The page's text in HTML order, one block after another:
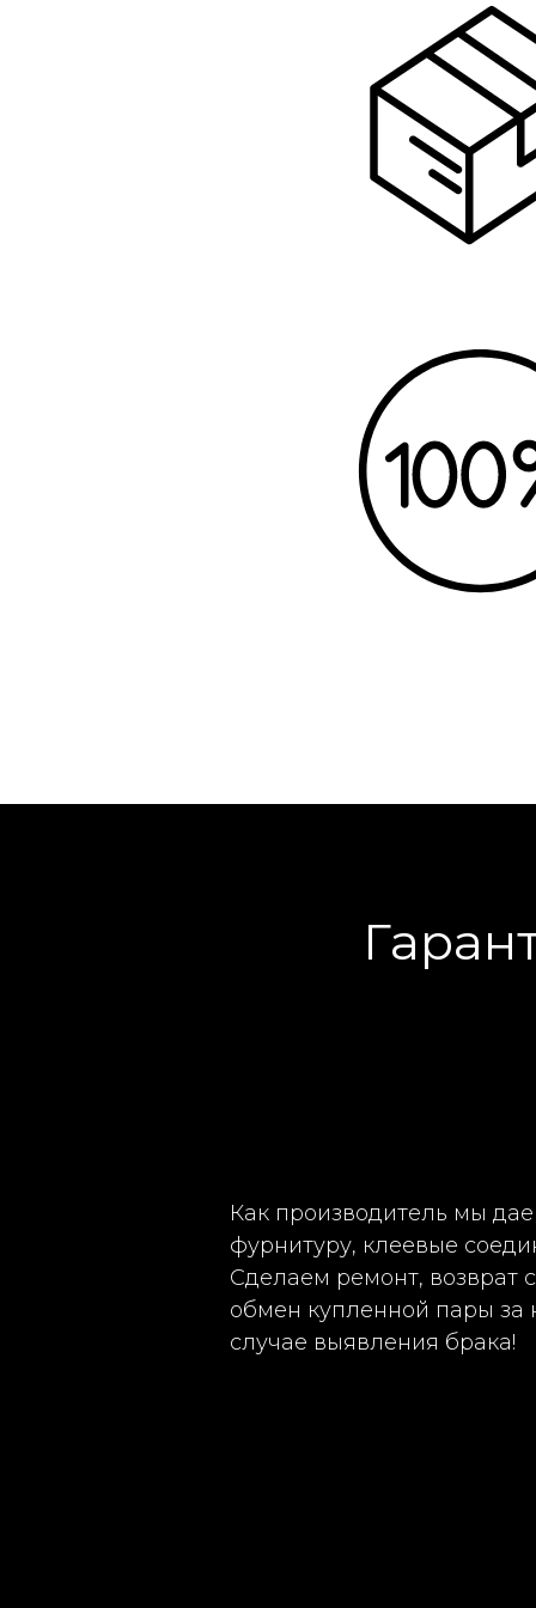
Как производитель мы
фурнитуру, клеевые
Сделаем ремонт, возврат
обмен купленной пары за
случае выявления брака!